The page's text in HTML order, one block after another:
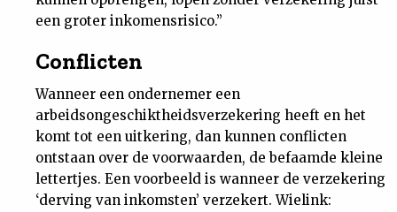
een groter inkomensrisico.”
Conflicten
Wanneer een ondernemer een
arbeidsongeschiktheidsverzekering heeft en het
komt tot een uitkering, dan kunnen conflicten
ontstaan over de voorwaarden, de befaamde kleine
lettertjes. Een voorbeeld is wanneer de verzekering
‘derving van inkomsten’ verzekert. Wielink: